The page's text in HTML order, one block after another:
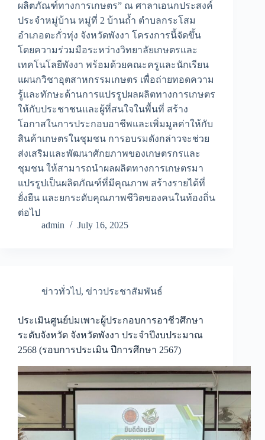
ผลิตภัณฑ์ทางการเกษตร” ณ ศาลาเอนกประสงค์
ประจำหมู่บ้าน หมู่ที่ 2 บ้านถ้ำ ตำบลกระโสม
อำเภอตะกั่วทุ่ง จังหวัดพังงา โครงการนี้จัดขึ้น
โดยความร่วมมือระหว่างวิทยาลัยเกษตรและ
เทคโนโลยีพังงา พร้อมด้วยคณะครูและนักเรียน
แผนกวิชาอุตสาหกรรมเกษตร เพื่อถ่ายทอดความ
รู้และทักษะด้านการแปรรูปผลผลิตทางการเกษตร
ให้กับประชาชนและผู้ที่สนใจในพื้นที่ สร้าง
โอกาสในการประกอบอาชีพและเพิ่มมูลค่าให้กับ
สินค้าเกษตรในชุมชน การอบรมดังกล่าวจะช่วย
ส่งเสริมและพัฒนาศักยภาพของเกษตรกรและ
ชุมชน ให้สามารถนำผลผลิตทางการเกษตรมา
แปรรูปเป็นผลิตภัณฑ์ที่มีคุณภาพ สร้างรายได้ที่
ยั่งยืน และยกระดับคุณภาพชีวิตของคนในท้องถิ่น
ต่อไป
admin
July 16, 2025
ข่าวทั่วไป, ข่าวประชาสัมพันธ์
ประเมินศูนย์บ่มเพาะผู้ประกอบการอาชีวศึกษา
ระดับจังหวัด จังหวัดพังงา ประจำปีงบประมาณ
2568 (รอบการประเมิน ปีการศึกษา 2567)